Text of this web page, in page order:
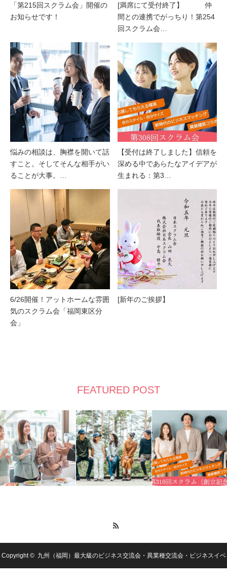
「第215回スクラム会」開催の
お知らせです！
[満席にて受付終了】 仲
間との連携でがっちり！第254
回スクラム会…
悩みの相談は、胸襟を開いて話
すこと。そしてそんな相手がい
ることが大事。…
【受付は終了しました】信頼を
深める中であらたなアイデアが
生まれる：第3…
6/26開催！アットホームな雰囲
気のスクラム会「福岡東区分
会」
[新年のご挨拶】
FEATURED POST
Copyright © 九州（福岡）最大級のビジネス交流会・異業種交流会・ビジネスイベ